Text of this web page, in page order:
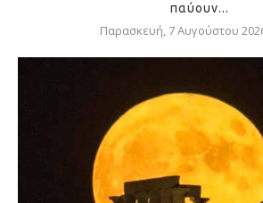
παύουν...
Παρασκευή, 7 Αυγούστου